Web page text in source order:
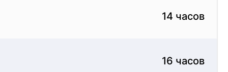
14 часов
16 часов